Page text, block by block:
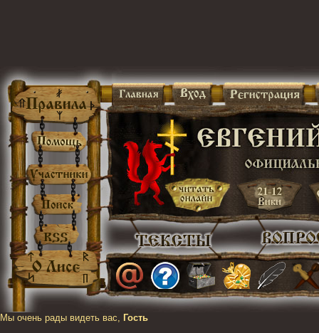
Мы очень рады видеть вас, Гость